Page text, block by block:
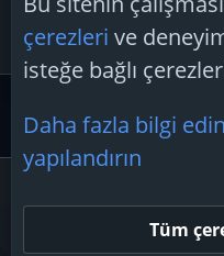
19 Şubat
Cevaplar: 3
Donanım Desteği
Şartlar
çerezleri ve
isteğe bağlı
Daha fazla bilgi
yapılandırın
Tüm